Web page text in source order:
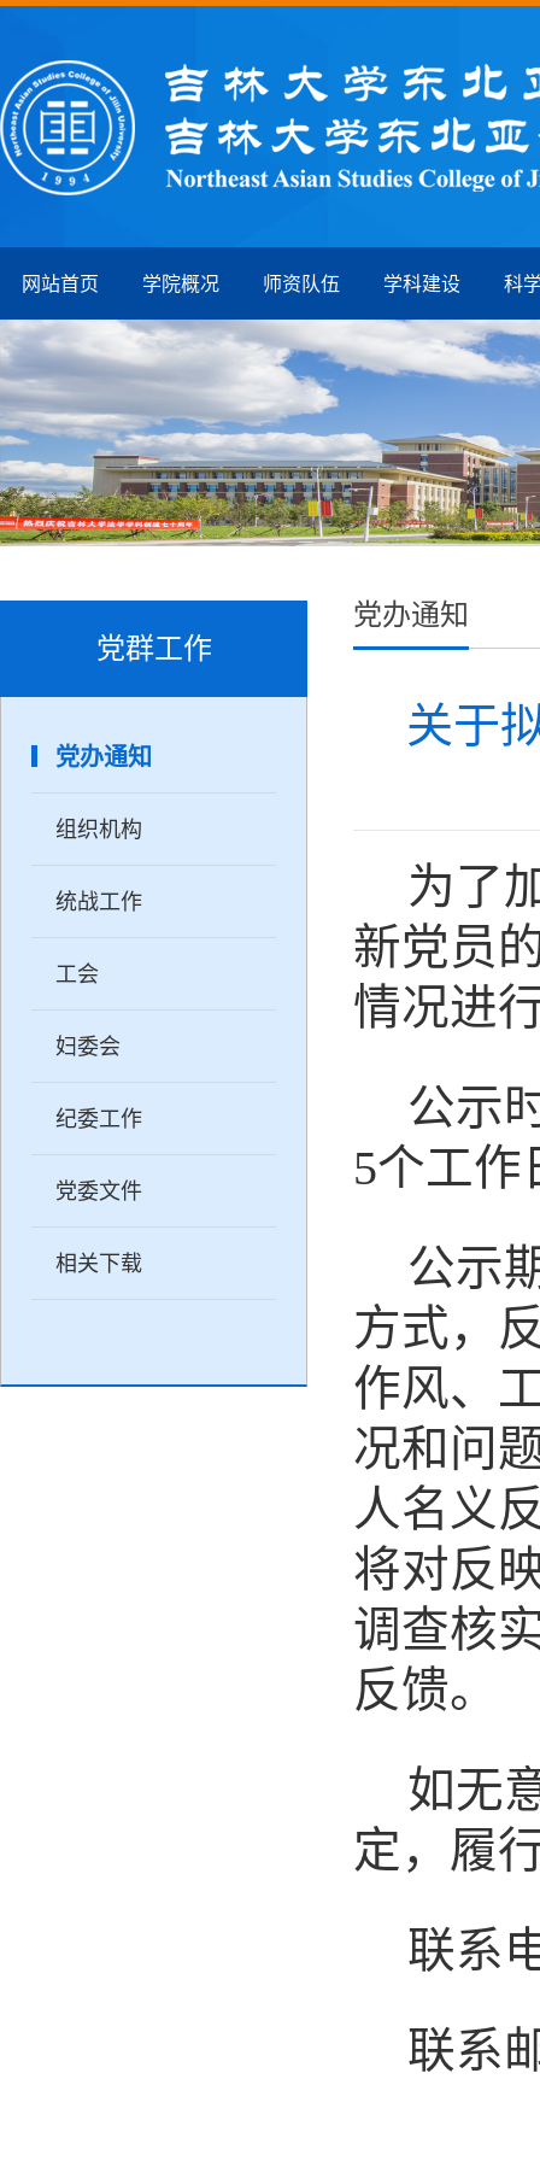
网站首页 学院概况 师资队伍 学科建设 科
党群工作
党办通知
组织机构
统战工作
工会
妇委会
纪委工作
党委文件
相关下载
党办通知
关于
为了
新党员
情况进
公示
5个工作
公示
方式，
作风、
况和问
人名义
将对反
调查核
反馈。
如无
定，履
联系
联系